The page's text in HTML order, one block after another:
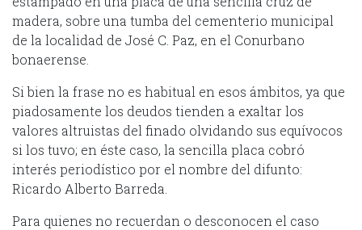
madera, sobre una tumba del cementerio municipal
de la localidad de José C. Paz, en el Conurbano
bonaerense.
Si bien la frase no es habitual en esos ámbitos, ya que
piadosamente los deudos tienden a exaltar los
valores altruistas del finado olvidando sus equívocos
si los tuvo; en éste caso, la sencilla placa cobró
interés periodístico por el nombre del difunto:
Ricardo Alberto Barreda.
Para quienes no recuerdan o desconocen el caso